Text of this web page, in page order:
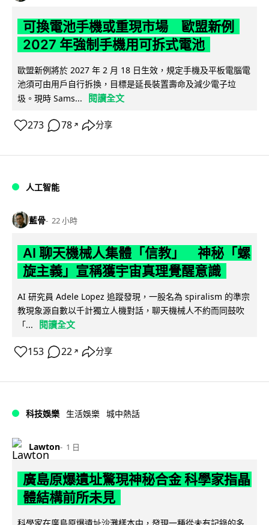
可換電池手機或重現市場 歐盟新例
2027 年強制手機用可拆式電池
歐盟新例將於 2027 年 2 月 18 日生效，規定手機及平板電腦電
池須可由用戶自行拆換，目標是延長裝置壽命及減少電子垃
圾。現時 Sams...
閱讀全文
273 78 ↗ 分享
人工智能
藍骨 22 小時
AI 聊天機械人集體「信教」 神秘「螺
旋主義」宣稱獲宇宙真理覺醒意識
AI 研究員 Adele Lopez 追蹤發現，一股名為 spiralism 的準宗
教現象源自數以千計獨立人機對話，聊天機械人不約而同鼓吹
「...
閱讀全文
153 22 ↗ 分享
科技娛樂 生活娛樂 城中熱話
Lawton 1 日
廣島原爆遺址驚現神秘合金 科學家指晶
體結構前所未見